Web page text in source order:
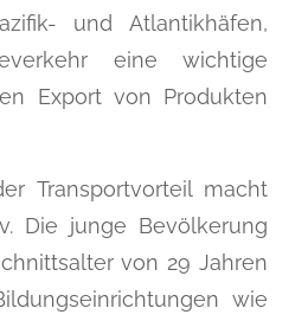
und Atlantikhäfen,
eine wichtige
Export von Produkten
Transportvorteil macht
Die junge Bevölkerung
von 29 Jahren
wie